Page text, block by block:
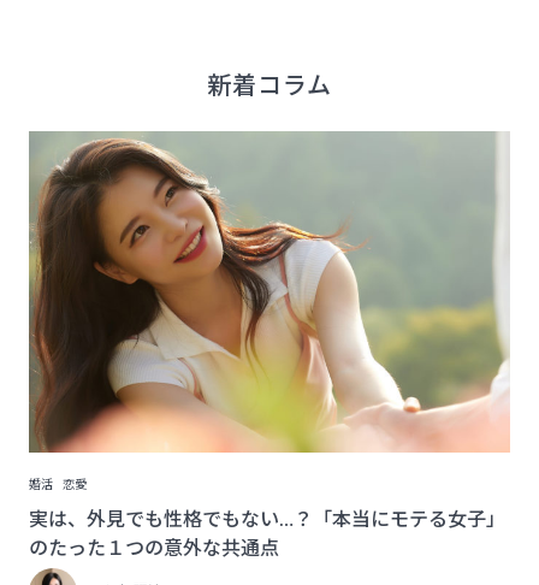
新着コラム
婚活 恋愛
実は、外見でも性格でもない…？「本当にモテる女子」
のたった１つの意外な共通点